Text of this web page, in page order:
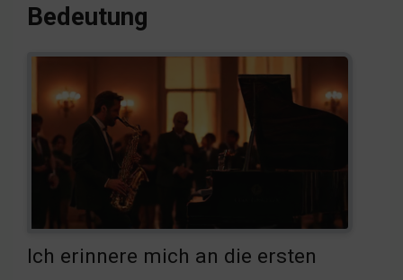
Bedeutung
Ich erinnere mich an die ersten